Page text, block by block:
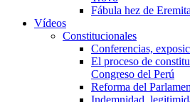
Fábula hez de
Vídeos
Constitucionales
Conferencias,
El proceso de
Congreso del Perú
Reforma del
Indemnidad,